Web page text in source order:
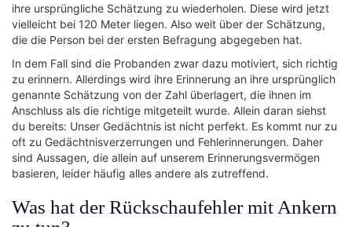
ihre ursprüngliche Schätzung zu wiederholen. Diese wird jetzt
vielleicht bei 120 Meter liegen. Also weit über der Schätzung,
die die Person bei der ersten Befragung abgegeben hat.
In dem Fall sind die Probanden zwar dazu motiviert, sich richtig
zu erinnern. Allerdings wird ihre Erinnerung an ihre ursprünglich
genannte Schätzung von der Zahl überlagert, die ihnen im
Anschluss als die richtige mitgeteilt wurde. Allein daran siehst
du bereits: Unser Gedächtnis ist nicht perfekt. Es kommt nur zu
oft zu Gedächtnisverzerrungen und Fehlerinnerungen. Daher
sind Aussagen, die allein auf unserem Erinnerungsvermögen
basieren, leider häufig alles andere als zutreffend.
Was hat der Rückschaufehler mit Ankern